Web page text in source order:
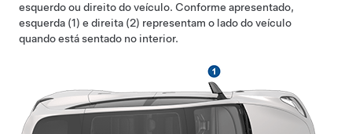
esquerdo ou direito do veículo. Conforme apresentado,
esquerda (1) e direita (2) representam o lado do veículo
quando está sentado no interior.